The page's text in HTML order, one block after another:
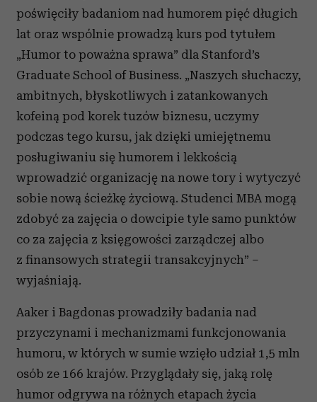
poświęciły badaniom nad humorem pięć długich
lat oraz wspólnie prowadzą kurs pod tytułem
„Humor to poważna sprawa” dla Stanford’s
Graduate School of Business. „Naszych słuchaczy,
ambitnych, błyskotliwych i zatankowanych
kofeiną pod korek tuzów biznesu, uczymy
podczas tego kursu, jak dzięki umiejętnemu
posługiwaniu się humorem i lekkością
wprowadzić organizację na nowe tory i wytyczyć
sobie nową ścieżkę życiową. Studenci MBA mogą
zdobyć za zajęcia o dowcipie tyle samo punktów
co za zajęcia z księgowości zarządczej albo
z finansowych strategii transakcyjnych” –
wyjaśniają.
Aaker i Bagdonas prowadziły badania nad
przyczynami i mechanizmami funkcjonowania
humoru, w których w sumie wzięło udział 1,5 mln
osób ze 166 krajów. Przyglądały się, jaką rolę
humor odgrywa na różnych etapach życia